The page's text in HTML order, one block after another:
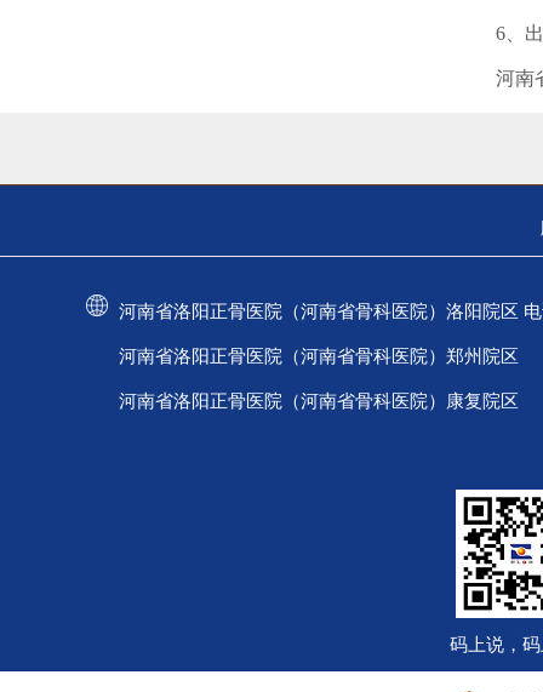
6、出
河南省
河南省洛阳正骨医院（河南省骨科医院）洛阳院区
河南省洛阳正骨医院（河南省骨科医院）郑州院区
河南省洛阳正骨医院（河南省骨科医院）康复院区
码上说，